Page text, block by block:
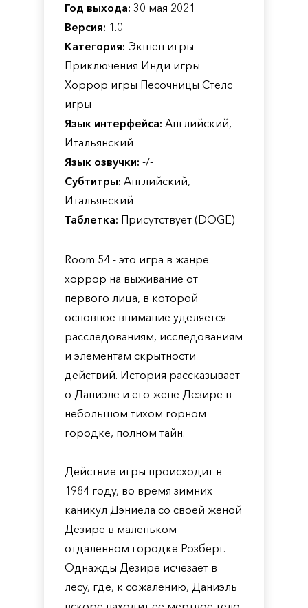
Год выхода: 30 мая 2021
Версия: 1.0
Категория: Экшен игры
Приключения Инди игры
Хоррор игры Песочницы Стелс
игры
Язык интерфейса: Английский,
Итальянский
Язык озвучки: -/-
Субтитры: Английский,
Итальянский
Таблетка: Присутствует (DOGE)
Room 54 - это игра в жанре
хоррор на выживание от
первого лица, в которой
основное внимание уделяется
расследованиям, исследованиям
и элементам скрытности
действий. История рассказывает
о Даниэле и его жене Дезире в
небольшом тихом горном
городке, полном тайн.
Действие игры происходит в
1984 году, во время зимних
каникул Дэниела со своей женой
Дезире в маленьком
отдаленном городке Розберг.
Однажды Дезире исчезает в
лесу, где, к сожалению, Даниэль